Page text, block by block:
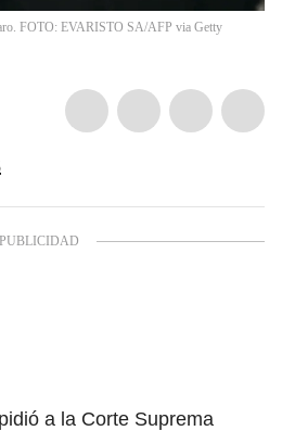
FOTO: EVARISTO SA/AFP via Getty
a la Corte Suprema